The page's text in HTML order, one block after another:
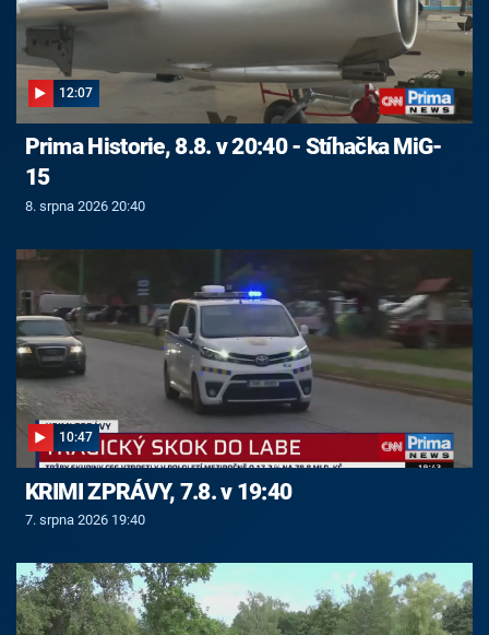
12:07
Prima Historie, 8.8. v 20:40 - Stíhačka MiG-
15
8. srpna 2026 20:40
10:47
KRIMI ZPRÁVY, 7.8. v 19:40
7. srpna 2026 19:40